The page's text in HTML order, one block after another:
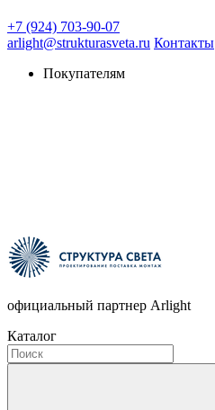
+7 (924) 703-90-07
arlight@strukturasveta.ru Контакты
Покупателям
официальный партнер Arlight
Каталог